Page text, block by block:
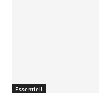
Essentiell